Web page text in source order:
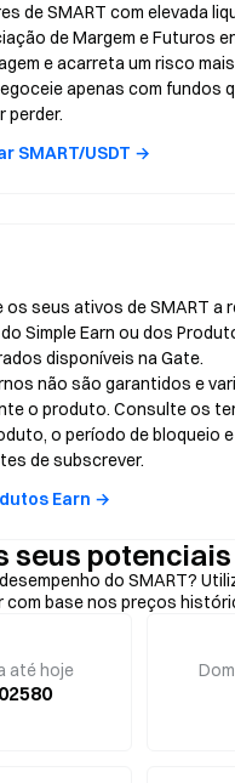
de SMART com elevada
de Margem e Futuros
e acarreta um risco
apenas com fundos
perder.
SMART/USDT →
os seus ativos de SMART a
Simple Earn ou dos
disponíveis na Gate.
não são garantidos e
o produto. Consulte os
o período de bloqueio
de subscrever.
Earn →
seus
do SMART?
com base nos preços
até hoje